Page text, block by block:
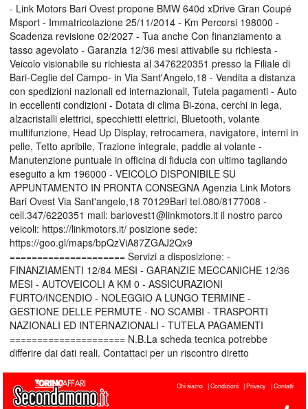
- Link Motors Bari Ovest propone BMW 640d xDrive Gran Coupé
Msport - Immatricolazione 25/11/2014 - Km Percorsi 198000 -
Scadenza revisione 02/2027 - Tua anche Con finanziamento a
tasso agevolato - Garanzia 12/36 mesi attivabile su richiesta -
Veicolo visionabile su richiesta al 3476220351 presso la Filiale di
Bari-Ceglie del Campo- in Via Sant'Angelo,18 - Vendita a distanza
con spedizioni nazionali ed internazionali, Tutela pagamenti - Auto
in eccellenti condizioni - Dotata di clima Bi-zona, cerchi in lega,
alzacristalli elettrici, specchietti elettrici, Bluetooth, volante
multifunzione, Head Up Display, retrocamera, navigatore, interni in
pelle, Tetto apribile, Trazione integrale, paddle al volante -
Manutenzione puntuale in officina di fiducia con ultimo tagliando
eseguito a km 196000 - VEICOLO DISPONIBILE SU
APPUNTAMENTO IN PRONTA CONSEGNA Agenzia Link Motors
Bari Ovest Via Sant'angelo,18 70129Bari tel.080/8177008 -
cell.347/6220351 mail: bariovest1@linkmotors.it il nostro parco
veicoli: https://linkmotors.it/ posizione sede:
https://goo.gl/maps/bpQzViA87ZGAJ2Qx9
===================== Servizi a disposizione: -
FINANZIAMENTI 12/84 MESI - GARANZIE MECCANICHE 12/36
MESI - AUTOVEICOLI A KM 0 - ASSICURAZIONI
FURTO/INCENDIO - NOLEGGIO A LUNGO TERMINE -
GESTIONE DELLE PERMUTE - NO SCAMBI - TRASPORTI
NAZIONALI ED INTERNAZIONALI - TUTELA PAGAMENTI
===================== N.B.La scheda tecnica potrebbe
differire dai dati reali. Contattaci per un riscontro diretto
Chi siamo Condizioni Privacy Contatti